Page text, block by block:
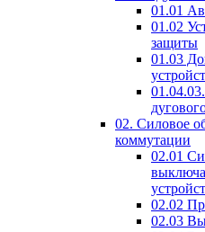
01.01
01.02
защиты
01.03
02. Силовое
коммутации
02.01
02.02
02.03